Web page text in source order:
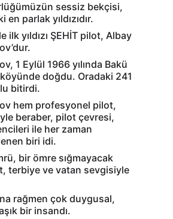
sessiz bekçisi,
parlak yıldızıdır.
ilk yıldızı ŞEHİT pilot, Albay
1 Eylül 1966 yılında Bakü
doğdu. Oradaki 241
bitirdi.
hem profesyonel pilot,
beraber, pilot çevresi,
ile her zaman
biri idi.
bir ömre sığmayacak
terbiye ve vatan sevgisiyle
rağmen çok duygusal,
bir insandı.